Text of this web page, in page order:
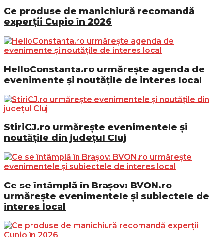
Ce produse de manichiură recomandă
experții Cupio în 2026
HelloConstanta.ro urmărește agenda de
evenimente și noutățile de interes local
StiriCJ.ro urmărește evenimentele și
noutățile din județul Cluj
Ce se întâmplă în Brașov: BVON.ro
urmărește evenimentele și subiectele de
interes local